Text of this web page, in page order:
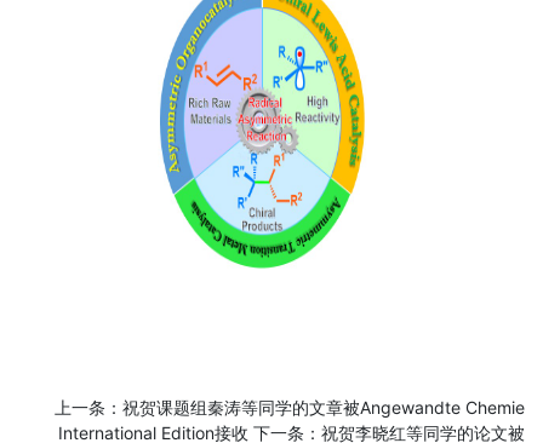
上一条： 祝贺课题组秦涛等同学的文章被Angewandte Chemie
International Edition接收 下一条： 祝贺李晓红等同学的论文被